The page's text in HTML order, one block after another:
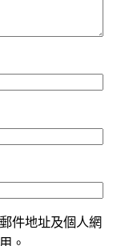
件地址及個人網